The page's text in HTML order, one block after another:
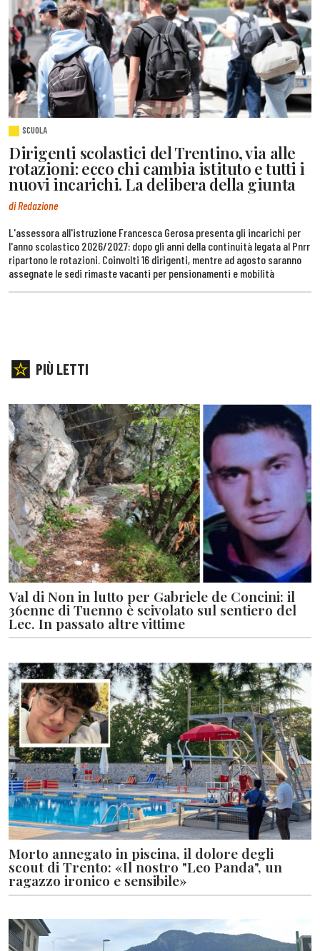
SCUOLA
Dirigenti scolastici del Trentino, via alle
rotazioni: ecco chi cambia istituto e tutti i
nuovi incarichi. La delibera della giunta
di Redazione
L'assessora all'istruzione Francesca Gerosa presenta gli incarichi per
l'anno scolastico 2026/2027: dopo gli anni della continuità legata al Pnrr
ripartono le rotazioni. Coinvolti 16 dirigenti, mentre ad agosto saranno
assegnate le sedi rimaste vacanti per pensionamenti e mobilità
PIÙ LETTI
Val di Non in lutto per Gabriele de Concini: il
36enne di Tuenno è scivolato sul sentiero del
Lec. In passato altre vittime
Morto annegato in piscina, il dolore degli
scout di Trento: «Il nostro "Leo Panda", un
ragazzo ironico e sensibile»